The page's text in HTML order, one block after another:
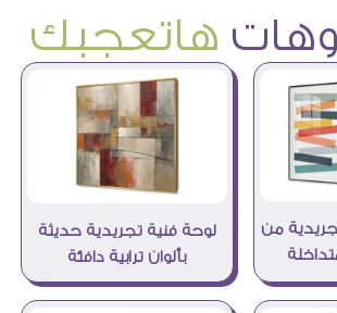
هاتعجبك
من
لوحة فنية تجريدية حديثة
بألوان ترابية دافئة